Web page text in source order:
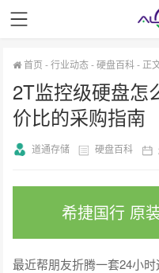
首页 -行业动态-硬盘百科- 正
2T监控级硬盘怎
价比的采购指南
道通存储 硬盘百科
希捷国行 原
最近帮朋友折腾一套24小